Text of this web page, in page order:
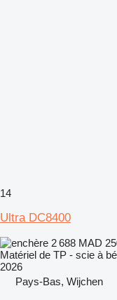
14
Ultra DC8400
2 688 MAD
Matériel de TP - scie à
2026
Pays-Bas, Wijchen